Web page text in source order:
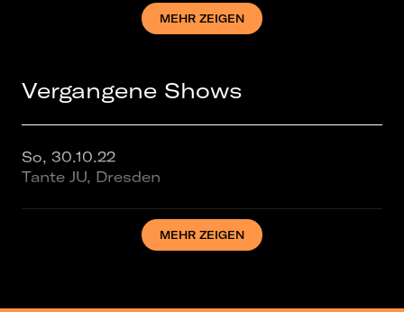
stehen für ehrliche Live-Momente ohne
Schnickschnack. Dicht an der Crowd, laut &
Energie ohne Filter, treffen mitten rein und
die echte Nähe zu erzeugen, für die man sie
kennt. 2024 haben sie mit Platz 3 in den
deutschen Albumcharts bereits gezeigt, dass
sie mit ihrer immer größer werdenden
Fangemeinde gekommen sind, um zu bleiben
MEHR ZEIGEN
Vergangene Shows
So, 30.10.22
Tante JU, Dresden
MEHR ZEIGEN